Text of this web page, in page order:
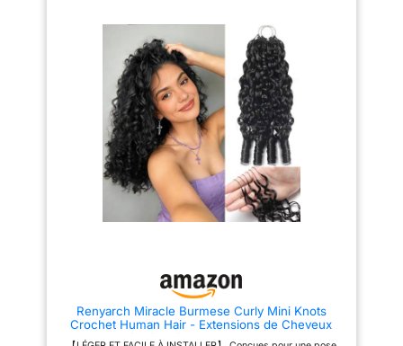
qualité, 100% doux - nos
cheveux humains africains
tordus, comme vos cheveux,
correspondent au lustre et à la
texture de vos cheveux pour un
look naturel. Il est également
plus sensible à la peau que les
cheveux synthétiques et aide à
prévenir l'irritation Modèle
hygiénique simple - cheveux
multifonctionnels. Contrairement
aux serrures à vent artificielles
en plastique, la masse de
cheveux humains de locsanity
peut être lavée comme s'il
peuvent être changées avec
beaucoup de soin. En général, il
est préférable que ce soit un
professionnel qui le fasse.
Faites avancer rapidement le
de Cheveux Adhésives】
Spécifications des extension
adhesive cheveux naturel:
3.8cm de largeur, 20 pièces,
50g par paquet, 35-60cm
disponibles. Nous
recommandons 3-4 packs si
vous voulez une tête pleine de
cheveux plus pleins.
【Correspondance des
couleurs】- Brun Foncé. Une
combinaison de sous-tons
chauds et froids s'associe à
cette riche teinte de brun
moyen. Nous vous suggérons
raison de différents écrans). Si
choisir, n'hésitez pas à nous
contacter pour vous aider à
Renyarch Miracle Burmese Curly Mini Knots
Crochet Human Hair - Extensions de Cheveux
Humains Pré-Séparés pour Femmes Noires,2pcs